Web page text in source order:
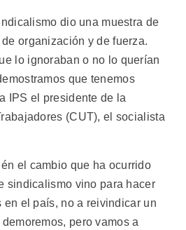
dio una muestra de
organización y de fuerza.
lo ignoraban o no lo querían
que tenemos
IPS el presidente de la
(CUT), el socialista
el cambio que ha ocurrido
sindicalismo vino para hacer
en el país, no a reivindicar un
pero vamos a